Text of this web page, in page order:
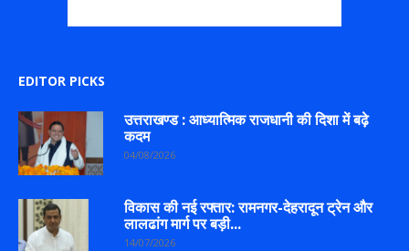
EDITOR PICKS
उत्तराखण्ड : आध्यात्मिक राजधानी की दिशा में बढ़े
कदम
04/08/2026
विकास की नई रफ्तार: रामनगर-देहरादून ट्रेन और
लालढांग मार्ग पर बड़ी...
14/07/2026